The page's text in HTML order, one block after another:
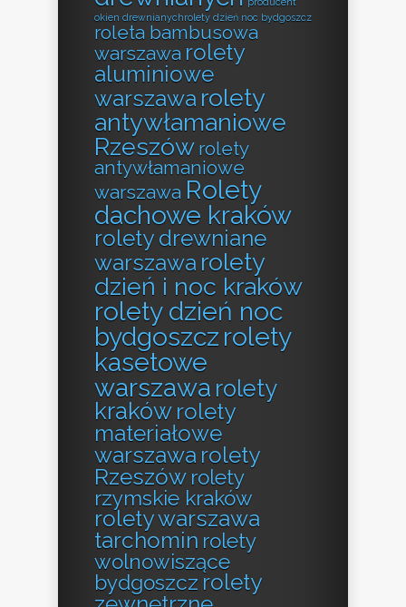
okien drewnianychrolety dzień noc bydgoszcz
roleta bambusowa
warszawa rolety
aluminiowe
warszawa rolety
antywłamaniowe
Rzeszów rolety
antywłamaniowe
warszawa Rolety
dachowe kraków
rolety drewniane
warszawa rolety
dzień i noc kraków
rolety dzień noc
bydgoszcz rolety
kasetowe
warszawa rolety
kraków rolety
materiałowe
warszawa rolety
Rzeszów rolety
rzymskie kraków
rolety warszawa
tarchomin rolety
wolnowiszące
bydgoszcz rolety